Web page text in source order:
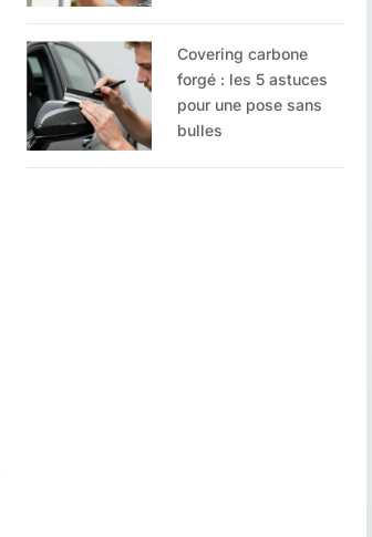
Covering carbone
forgé : les 5 astuces
pour une pose sans
bulles